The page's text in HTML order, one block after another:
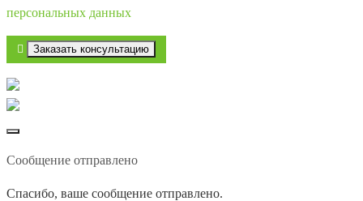
персональных данных
Сообщение отправлено
Спасибо, ваше сообщение отправлено.